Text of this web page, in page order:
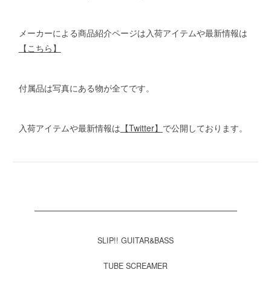
メーカーによる商品紹介ページは入荷アイテムや最新情報は
【こちら】
付属品は写真にある物が全てです。
入荷アイテムや最新情報は 【Twitter】 で公開しております。
SLIP!! GUITAR&BASS
TUBE SCREAMER